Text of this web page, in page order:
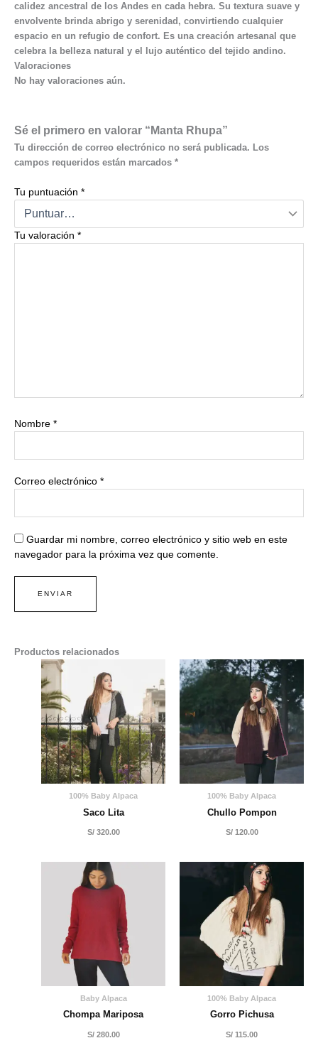
calidez ancestral de los Andes en cada hebra. Su textura suave y
envolvente brinda abrigo y serenidad, convirtiendo cualquier
espacio en un refugio de confort. Es una creación artesanal que
celebra la belleza natural y el lujo auténtico del tejido andino.
Valoraciones
No hay valoraciones aún.
Sé el primero en valorar “Manta Rhupa”
Tu dirección de correo electrónico no será publicada. Los
campos requeridos están marcados *
Tu puntuación *
Tu valoración *
Nombre *
Correo electrónico *
Guardar mi nombre, correo electrónico y sitio web en este
navegador para la próxima vez que comente.
Productos relacionados
100% Baby Alpaca
Saco Lita
S/320.00
100% Baby Alpaca
Chullo Pompon
S/120.00
Baby Alpaca
Chompa Mariposa
S/280.00
100% Baby Alpaca
Gorro Pichusa
S/ 115.00